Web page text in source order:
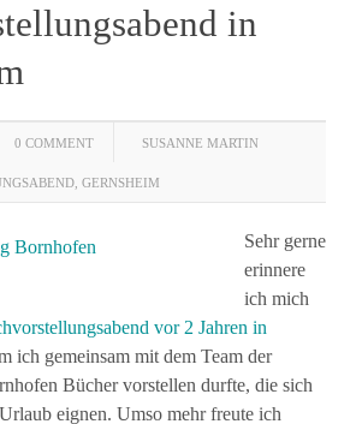
in
0 COMMENT SUSANNE MARTIN
GERNSHEIM
Sehr gerne
erinnere
ich mich
vor 2 Jahren in
ich gemeinsam mit dem Team der
Bücher vorstellen durfte, die sich
eignen. Umso mehr freute ich